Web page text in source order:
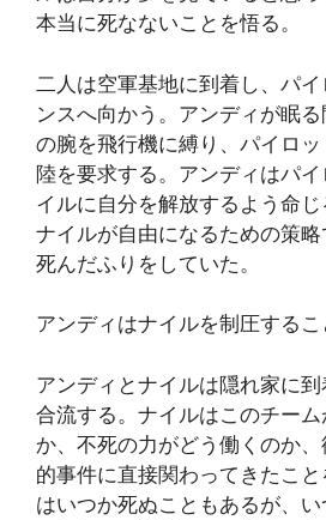
本当に死なないことを悟る。
二人は空軍基地に到着し、パ
ンスへ向かう。アンディが眠
の腕を飛行機に縛り、パイロ
陸を要求する。アンディはパ
イルに自分を解放するよう命
ナイルが自由になるための策
死んだふりをしていた。
アンディはナイルを制圧するこ
アンディとナイルは隠れ家に
合流する。ナイルはこのチー
か、不死の力がどう働くのか
的事件に直接関わってきたこ
はいつか死ぬこともあるが、